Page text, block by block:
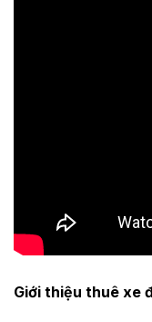
Giới thiệu thuê xe